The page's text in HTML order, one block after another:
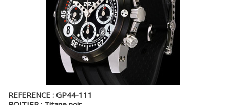
REFERENCE : GP44-111